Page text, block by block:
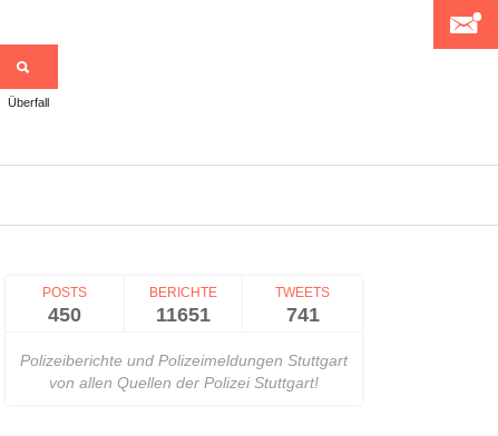
Überfall
POSTS
450
BERICHTE
11651
TWEETS
741
Polizeiberichte und Polizeimeldungen Stuttgart
von allen Quellen der Polizei Stuttgart!